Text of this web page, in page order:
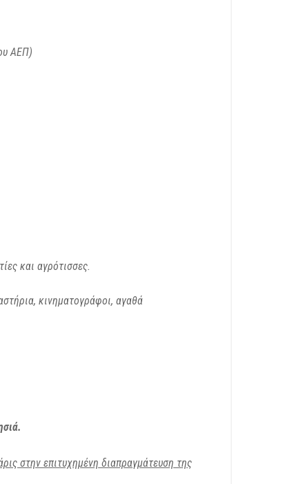
ΑΕΠ)
και αγρότισσες.
κινηματογράφοι, αγαθά
στην επιτυχημένη διαπραγμάτευση της